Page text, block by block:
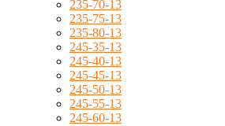
235-70-13
235-75-13
235-80-13
245-35-13
245-40-13
245-45-13
245-50-13
245-55-13
245-60-13